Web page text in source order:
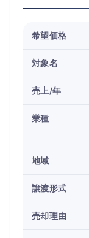
希望価格
対象名
売上/年
業種
地域
譲渡形式
売却理由